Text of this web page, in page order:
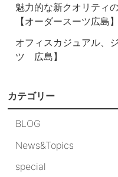
魅力的な新クオリティ
【オーダースーツ広島】
オフィスカジュアル、
ツ 広島】
カテゴリー
BLOG
News&Topics
special